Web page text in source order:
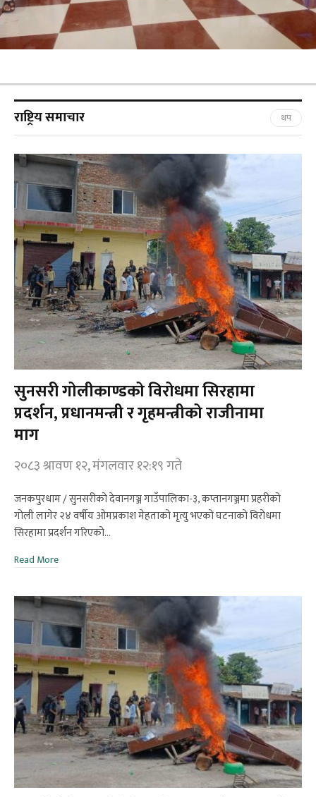
राष्ट्रिय समाचार थप
सुनसरी गोलीकाण्डको विरोधमा सिरहामा
प्रदर्शन, प्रधानमन्त्री र गृहमन्त्रीको राजीनामा
माग
२०८३ श्रावण १२, मंगलवार १२:१९ गते
जनकपुरधाम / सुनसरीको देवानगञ्ज गाउँपालिका-३, कप्तानगञ्जमा प्रहरीको
गोली लागेर २४ वर्षीय ओमप्रकाश मेहताको मृत्यु भएको घटनाको विरोधमा
सिरहामा प्रदर्शन गरिएको…
Read More